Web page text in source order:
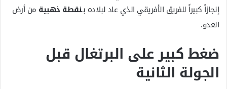
إنجازاً كبيراً للفريق الأفريقي الذي عاد لبلاده بـنقطة ذهبية من أرض
العدو.
ضغط كبير على البرتغال قبل
الجولة الثانية